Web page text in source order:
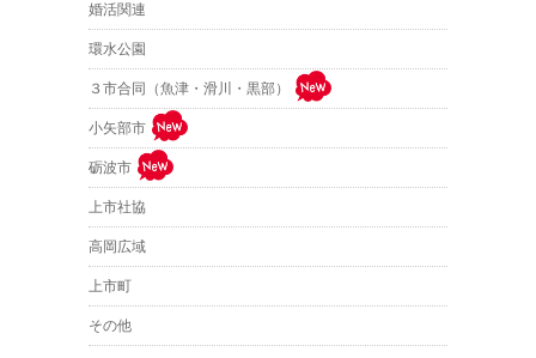
婚活関連
環水公園
３市合同（魚津・滑川・黒部）
小矢部市
砺波市
上市社協
高岡広域
上市町
その他